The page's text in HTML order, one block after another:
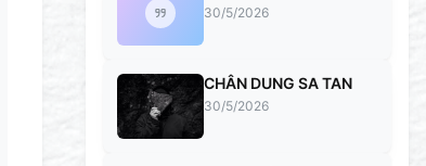
30/5/2026
CHÂN DUNG SA TAN
30/5/2026